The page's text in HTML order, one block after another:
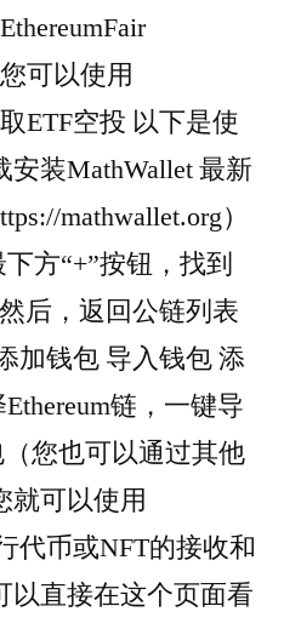
可以使用
ETF空投 以下是使
装MathWallet 最新
mathwallet.org）
方“+”按钮，找到
后，返回公链列表
加钱包 导入钱包 添
链，一键导
您也可以通过其他
就可以使用
代币或NFT的接收和
以直接在这个页面看